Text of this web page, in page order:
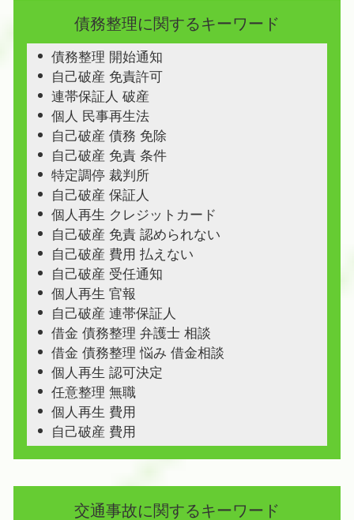
債務整理に関するキーワード
債務整理 開始通知
自己破産 免責許可
連帯保証人 破産
個人 民事再生法
自己破産 債務 免除
自己破産 免責 条件
特定調停 裁判所
自己破産 保証人
個人再生 クレジットカード
自己破産 免責 認められない
自己破産 費用 払えない
自己破産 受任通知
個人再生 官報
自己破産 連帯保証人
借金 債務整理 弁護士 相談
借金 債務整理 悩み 借金相談
個人再生 認可決定
任意整理 無職
個人再生 費用
自己破産 費用
交通事故に関するキーワード